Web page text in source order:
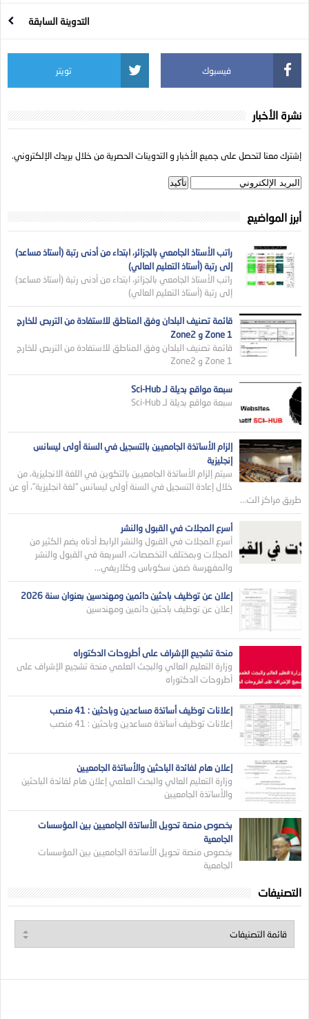
التدوينة السابقة
فيسبوك تويتر
نشرة الأخبار
إشترك معنا لتحصل على جميع الأخبار و التدوينات الحصرية من خلال بريدك الإلكتروني.
أبرز المواضيع
راتب الأستاذ الجامعي بالجزائر، ابتداء من أدنى رتبة (أستاذ مساعد)
إلى رتبة (أستاذ التعليم العالي)
راتب الأستاذ الجامعي بالجزائر، ابتداء من أدنى رتبة (أستاذ مساعد)
إلى رتبة (أستاذ التعليم العالي)
قائمة تصنيف البلدان وفق المناطق للاستفادة من التربص للخارج
Zone 1 و Zone2
قائمة تصنيف البلدان وفق المناطق للاستفادة من التربص للخارج
Zone 1 و Zone2
سبعة مواقع بديلة لـ Sci-Hub
سبعة مواقع بديلة لـ Sci-Hub
إلزام الأساتذة الجامعيين بالتسجيل في السنة أولى ليسانس
إنجليزية
سيتم إلزام الأساتذة الجامعيين بالتكوين في اللغة الانجليزية، من
خلال إعادة التسجيل في السنة أولى ليسانس “لغة انجليزية”، أو عن
طريق مراكز الت...
أسرع المجلات في القبول والنشر
أسرع المجلات في القبول والنشر الرابط أدناه يضم الكثير من
المجلات وبمختلف التخصصات، السريعة في القبول والنشر
والمفهرسة ضمن سكوباس وكلاريفي...
إعلان عن توظيف باحثين دائمين ومهندسين بعنوان سنة 2026
إعلان عن توظيف باحثين دائمين ومهندسين
منحة تشجيع الإشراف على أطروحات الدكتوراه
وزارة التعليم العالي والبجث العلمي منحة تشجيع الإشراف على
أطروحات الدكتوراه
إعلانات توظيف أساتذة مساعدين وباحثين : 41 منصب
إعلانات توظيف أساتذة مساعدين وباحثين : 41 منصب
إعلان هام لفائدة الباحثين والأساتذة الجامعيين
وزارة التعليم العالي والبحث العلمي إعلان هام لفائدة الباحثين
والأساتذة الجامعيين
بخصوص منصة تحويل الأساتذة الجامعيين بين المؤسسات
الجامعية
بخصوص منصة تحويل الأساتذة الجامعيين بين المؤسسات
الجامعية
التصنيفات